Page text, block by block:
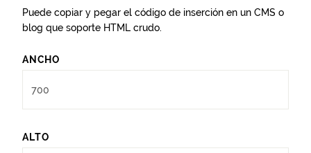
Puede copiar y pegar el código de inserción en un CMS o
blog que soporte HTML crudo.
ANCHO
ALTO